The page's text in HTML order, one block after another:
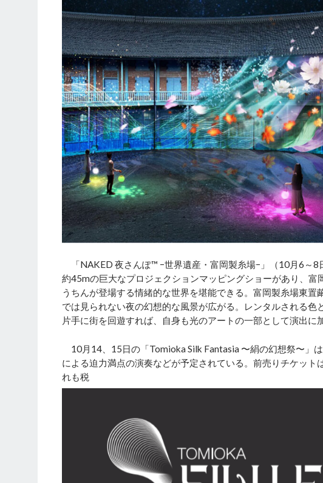
「NAKED 夜さんぽ™ ‒世界遺産・富岡製糸場‒」（10月6～
約45mの巨大なプロジェクションマッピングショーがあり、
うちんが登場する情緒的な世界を堪能できる。富岡製糸場東
では見られない夜の幻想的な風景が広がる。レンタルされる
片手に街を回遊すれば、自身も光のアートの一部として演出に
10月14、15日の「Tomioka Silk Fantasia 〜絹の幻想祭〜」
による迫力満点の演奏などが予定されている。前売りチケッ
れも税